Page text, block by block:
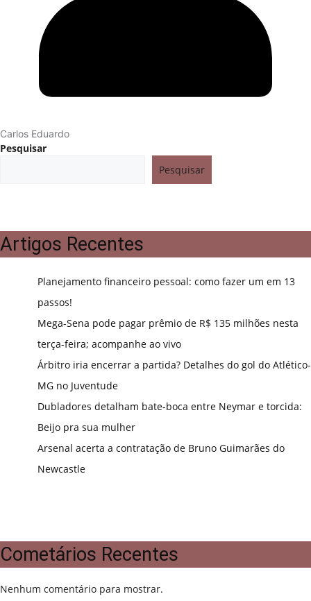
Carlos Eduardo
Pesquisar
Pesquisar
Artigos Recentes
Planejamento financeiro pessoal: como fazer um em 13
passos!
Mega-Sena pode pagar prêmio de R$ 135 milhões nesta
terça-feira; acompanhe ao vivo
Árbitro iria encerrar a partida? Detalhes do gol do Atlético-
MG no Juventude
Dubladores detalham bate-boca entre Neymar e torcida:
Beijo pra sua mulher
Arsenal acerta a contratação de Bruno Guimarães do
Newcastle
Cometários Recentes
Nenhum comentário para mostrar.